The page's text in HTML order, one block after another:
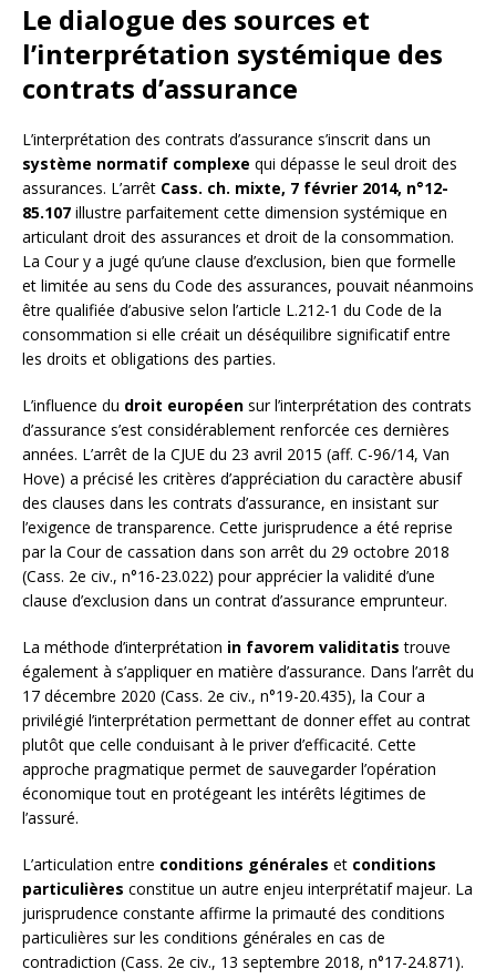
Le dialogue des sources et
l’interprétation systémique des
contrats d’assurance
L’interprétation des contrats d’assurance s’inscrit dans un
système normatif complexe qui dépasse le seul droit des
assurances. L’arrêt Cass. ch. mixte, 7 février 2014, n°12-
85.107 illustre parfaitement cette dimension systémique en
articulant droit des assurances et droit de la consommation.
La Cour y a jugé qu’une clause d’exclusion, bien que formelle
et limitée au sens du Code des assurances, pouvait néanmoins
être qualifiée d’abusive selon l’article L.212-1 du Code de la
consommation si elle créait un déséquilibre significatif entre
les droits et obligations des parties.
L’influence du droit européen sur l’interprétation des contrats
d’assurance s’est considérablement renforcée ces dernières
années. L’arrêt de la CJUE du 23 avril 2015 (aff. C-96/14, Van
Hove) a précisé les critères d’appréciation du caractère abusif
des clauses dans les contrats d’assurance, en insistant sur
l’exigence de transparence. Cette jurisprudence a été reprise
par la Cour de cassation dans son arrêt du 29 octobre 2018
(Cass. 2e civ., n°16-23.022) pour apprécier la validité d’une
clause d’exclusion dans un contrat d’assurance emprunteur.
La méthode d’interprétation in favorem validitatis trouve
également à s’appliquer en matière d’assurance. Dans l’arrêt du
17 décembre 2020 (Cass. 2e civ., n°19-20.435), la Cour a
privilégié l’interprétation permettant de donner effet au contrat
plutôt que celle conduisant à le priver d’efficacité. Cette
approche pragmatique permet de sauvegarder l’opération
économique tout en protégeant les intérêts légitimes de
l’assuré.
L’articulation entre conditions générales et conditions
particulières constitue un autre enjeu interprétatif majeur. La
jurisprudence constante affirme la primauté des conditions
particulières sur les conditions générales en cas de
contradiction (Cass. 2e civ., 13 septembre 2018, n°17-24.871).